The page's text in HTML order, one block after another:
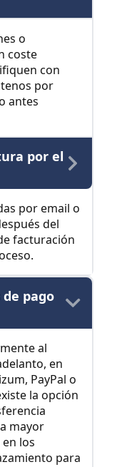
o
coste
con
por
antes
por el
por email o
del
facturación
pago
al
en
PayPal o
la opción
mayor
los
para